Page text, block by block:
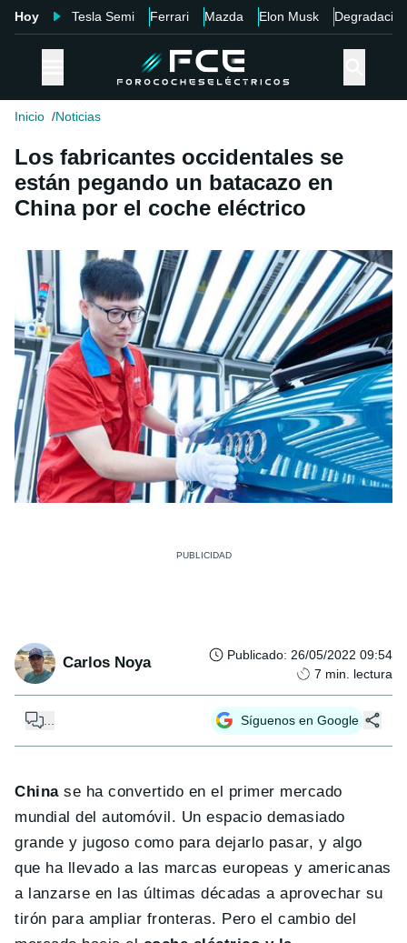
Hoy Tesla Semi Ferrari Mazda Elon Musk Degradación
Inicio Noticias
Los fabricantes occidentales se
están pegando un batacazo en
China por el coche eléctrico
Carlos Noya Publicado: 26/05/2022 09:54
7 min. lectura
Síguenos en Google
Chinase ha convertido en el primer mercado
mundial del automóvil. Un espacio demasiado
grande y jugoso como para dejarlo pasar, y algo
que ha llevado a las marcas europeas y americanas
a lanzarse en las últimas décadas a aprovechar su
tirón para ampliar fronteras. Pero el cambio del